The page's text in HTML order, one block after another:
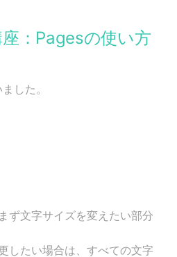
：Pagesの使い方
した。
ず文字サイズを変えたい部分
したい場合は、すべての文字